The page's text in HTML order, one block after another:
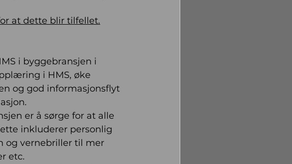
at dette blir tilfellet.
i byggebransjen i
i HMS, øke
og god informasjonsflyt
er å sørge for at alle
inkluderer personlig
og vernebriller til mer
etc.